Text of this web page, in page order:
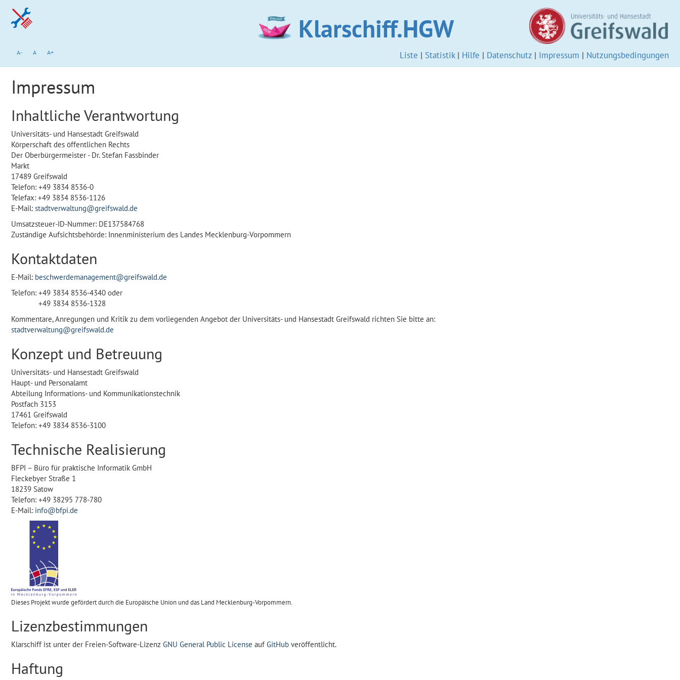
Klarschiff.HGW
A- A A+ Liste | Statistik| Hilfe | Datenschutz | Impressum | Nutzungsbedingungen
Impressum
Inhaltliche Verantwortung
Universitäts- und Hansestadt Greifswald
Körperschaft des öffentlichen Rechts
Der Oberbürgermeister - Dr. Stefan Fassbinder
Markt
17489 Greifswald
Telefon: +49 3834 8536-0
Telefax: +49 3834 8536-1126
E-Mail: stadtverwaltung@greifswald.de
Umsatzsteuer-ID-Nummer: DE137584768
Zuständige Aufsichtsbehörde: Innenministerium des Landes Mecklenburg-Vorpommern
Kontaktdaten
E-Mail: beschwerdemanagement@greifswald.de
Telefon: +49 3834 8536-4340 oder
+49 3834 8536-1328
Kommentare, Anregungen und Kritik zu dem vorliegenden Angebot der Universitäts- und Hansestadt Greifswald richten Sie bitte an:
stadtverwaltung@greifswald.de
Konzept und Betreuung
Universitäts- und Hansestadt Greifswald
Haupt- und Personalamt
Abteilung Informations- und Kommunikationstechnik
Postfach 3153
17461 Greifswald
Telefon: +49 3834 8536-3100
Technische Realisierung
BFPI – Büro für praktische Informatik GmbH
Fleckebyer Straße 1
18239 Satow
Telefon: +49 38295 778-780
E-Mail: info@bfpi.de
Dieses Projekt wurde gefördert durch die Europäische Union und das Land Mecklenburg-Vorpommern.
Lizenzbestimmungen
Klarschiff ist unter der Freien-Software-Lizenz GNU General Public License auf GitHubveröffentlicht.
Haftung